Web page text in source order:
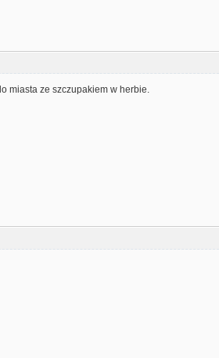
miasta ze szczupakiem w herbie.